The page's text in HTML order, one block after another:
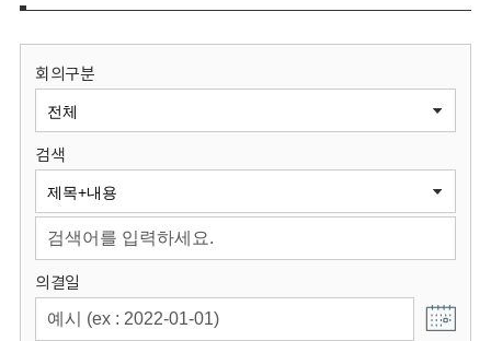
보
원
회
회의구분
검색
의결일